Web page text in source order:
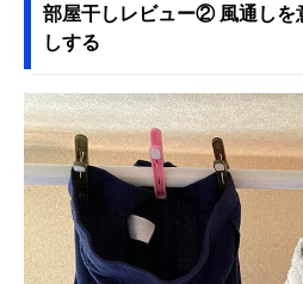
部屋干しレビュー② 風通しを
しする